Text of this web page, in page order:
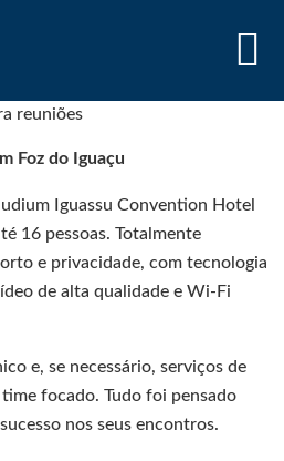
Foz do Iguaçu
Iguassu Convention Hotel
16 pessoas. Totalmente
e privacidade, com tecnologia
de alta qualidade e Wi-Fi
e, se necessário, serviços de
focado. Tudo foi pensado
nos seus encontros.